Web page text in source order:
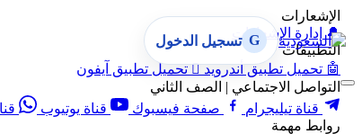
الإشعارات
🔔 إدارة الإشعارات
التطبيقات
🤖 تحميل تطبيق أندرويد  تحميل تطبيق آيفون
التواصل الاجتماعي | الصف الثاني
قناة تيليجرام
صفحة فيسبوك قناة يوتيوب
روابط مهمة
G تسجيل الدخول